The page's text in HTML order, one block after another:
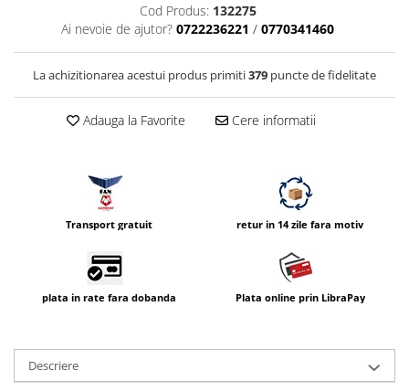
Comander TTL
Cabluri TTL
Cabluri si Patine Sincron
Protectie patina apa, ploaie
Ring-Flash Adaptor
Bracket-uri si suporti
Huse protectie blitz extern
Huse protectie filtre gel
Accesorii Aparate Digitale
Carduri memorie
Cititoare carduri
Cod Produs: 132275
Ai nevoie de ajutor? 0722236221 / 0770341460
La achizitionarea acestui produs primiti379 puncte de fidelitate
Adauga la Favorite Cere informatii
Transport gratuit retur in 14 zile fara motiv
plata in rate fara dobanda Plata online prin LibraPay
Descriere